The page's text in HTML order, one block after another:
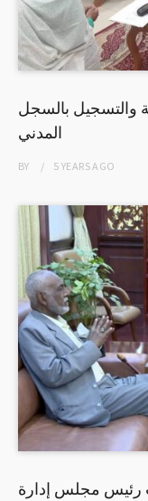
والتسجيل بالسجل
المدني
BY 5 YEARSAGO
رئيس مجلس إدارة